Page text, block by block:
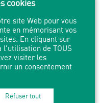
Les arTpenteurs et
pour vous faire
musique !
cookies
site Web pour vous
en mémorisant vos
En cliquant sur
l'utilisation de TOUS
visiter les
un consentement
Refuser tout